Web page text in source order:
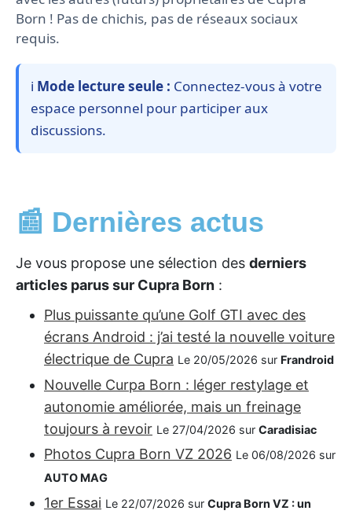
Born ! Pas de chichis, pas de réseaux sociaux
requis.
ℹ️ Mode lecture seule : Connectez-vous à votre
espace personnel pour participer aux
discussions.
📰 Dernières actus
Je vous propose une sélection des derniers
articles parus sur Cupra Born :
Plus puissante qu’une Golf GTI avec des
écrans Android : j’ai testé la nouvelle voiture
électrique de Cupra Le 20/05/2026 sur Frandroid
Nouvelle Curpa Born : léger restylage et
autonomie améliorée, mais un freinage
toujours à revoir Le 27/04/2026 sur Caradisiac
Photos Cupra Born VZ 2026 Le 06/08/2026 sur
AUTO MAG
1er Essai Le 22/07/2026 sur Cupra Born VZ : un